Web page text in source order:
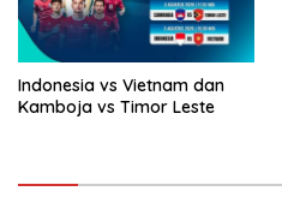
Indonesia vs Vietnam dan
Kamboja vs Timor Leste